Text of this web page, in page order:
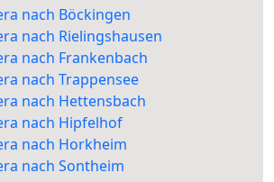
nach Böckingen
nach Rielingshausen
nach Frankenbach
nach Trappensee
nach Hettensbach
nach Hipfelhof
nach Horkheim
nach Sontheim